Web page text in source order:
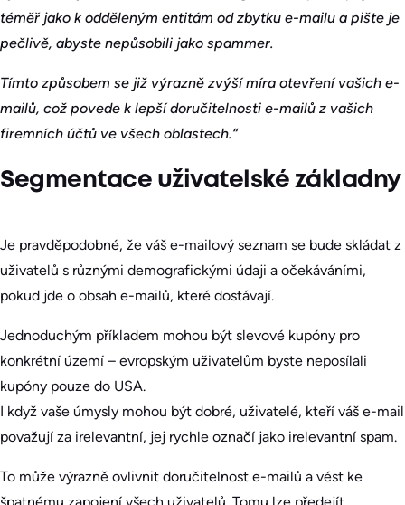
téměř jako k odděleným entitám od zbytku e-mailu a pište je
pečlivě, abyste nepůsobili jako spammer.
Tímto způsobem se již výrazně zvýší míra otevření vašich e-
mailů, což povede k lepší doručitelnosti e-mailů z vašich
firemních účtů ve všech oblastech.“
Segmentace uživatelské základny
Je pravděpodobné, že váš e-mailový seznam se bude skládat z
uživatelů s různými demografickými údaji a očekáváními,
pokud jde o obsah e-mailů, které dostávají.
Jednoduchým příkladem mohou být slevové kupóny pro
konkrétní území – evropským uživatelům byste neposílali
kupóny pouze do USA.
I když vaše úmysly mohou být dobré, uživatelé, kteří váš e-mail
považují za irelevantní, jej rychle označí jako irelevantní spam.
To může výrazně ovlivnit doručitelnost e-mailů a vést ke